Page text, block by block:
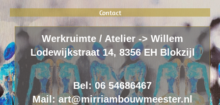
Contact
Werkruimte / Atelier -> Willem
Lodewijkstraat 14, 8356 EH Blokzijl
Bel: 06 54686467
Mail: art@mirriambouwmeester.nl